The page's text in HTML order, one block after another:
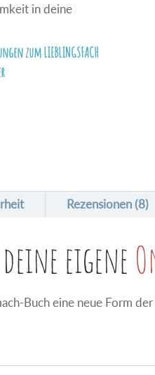
in deine
zum LIEBLINGSFACH
Rezensionen (8)
eigene
Buch eine neue Form